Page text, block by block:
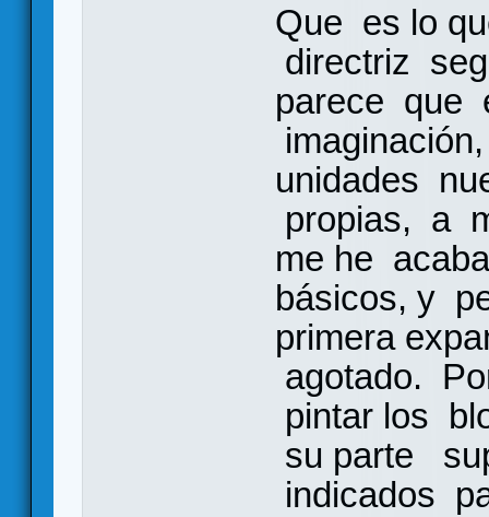
Que es lo
directriz
parece que
unidades
propias, a
me he
básicos, y
primera
agotado.
pintar los
su parte
indicados